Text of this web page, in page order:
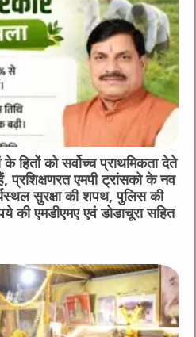
हितों को सर्वोच्च प्राथमिकता देते
प्रशिक्षणरत एमपी ट्रांसको के नव
सुरक्षा की शपथ, पुलिस की
की एमडीएमए एवं डोडाचूरा सहित